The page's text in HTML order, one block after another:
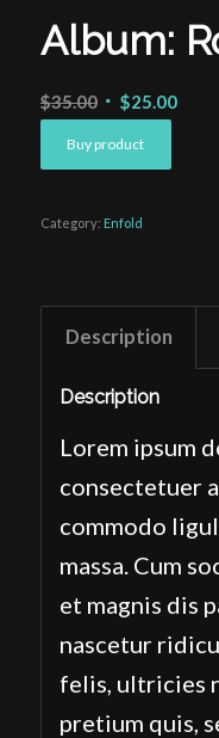
Album:
$35.00 $25.00
Buy product
Category: Enfold
Description
Description
Lorem ipsum
consectetuer
commodo
massa. Cum
et magnis dis
nascetur
felis, ultricies
pretium quis,